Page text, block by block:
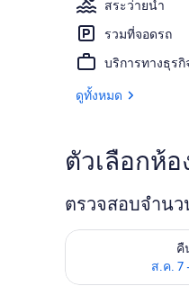
สระว่ายน้ำ
รวมที่จอดรถ
บริการทางธุรกิ
ดูทั้งหมด
ตัวเลือกห้อ
ตรวจสอบจำน
คื
ส.ค. 7
ตรวจสอบจำนวนห้อ